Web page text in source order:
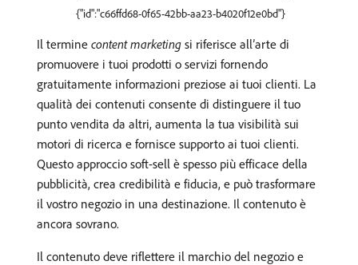
{"id":"c66ffd68-0f65-42bb-aa23-b4020f12e0bd"}
Il termine content marketing si riferisce all’arte di
promuovere i tuoi prodotti o servizi fornendo
gratuitamente informazioni preziose ai tuoi clienti. La
qualità dei contenuti consente di distinguere il tuo
punto vendita da altri, aumenta la tua visibilità sui
motori di ricerca e fornisce supporto ai tuoi clienti.
Questo approccio soft-sell è spesso più efficace della
pubblicità, crea credibilità e fiducia, e può trasformare
il vostro negozio in una destinazione. Il contenuto è
ancora sovrano.
Il contenuto deve riflettere il marchio del negozio e